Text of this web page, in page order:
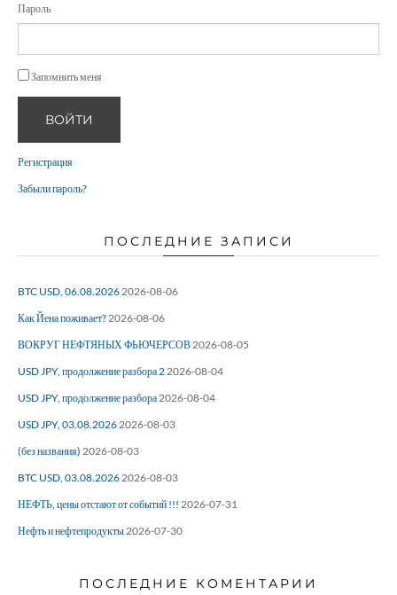
Пароль
Запомнить меня
ВОЙТИ
Регистрация
Забыли пароль?
ПОСЛЕДНИЕ ЗАПИСИ
BTC USD, 06.08.2026 2026-08-06
Как Йена поживает? 2026-08-06
ВОКРУГ НЕФТЯНЫХ ФЬЮЧЕРСОВ 2026-08-05
USD JPY, продолжение разбора 2 2026-08-04
USD JPY, продолжение разбора 2026-08-04
USD JPY, 03.08.2026 2026-08-03
(без названия) 2026-08-03
BTC USD, 03.08.2026 2026-08-03
НЕФТЬ, цены отстают от событий !!! 2026-07-31
Нефть и нефтепродукты 2026-07-30
ПОСЛЕДНИЕ КОМЕНТАРИИ